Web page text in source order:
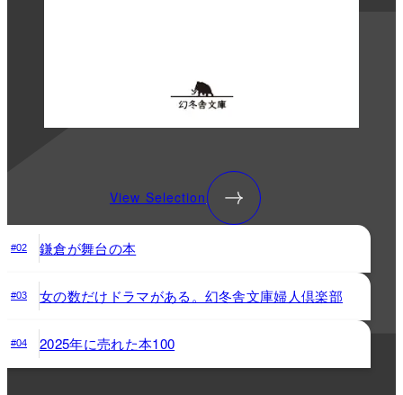
View Selection
#02 鎌倉が舞台の本
#03 女の数だけドラマがある。幻冬舎文庫婦人倶楽部
#04 2025年に売れた本100